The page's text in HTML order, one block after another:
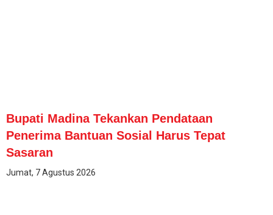
Bupati Madina Tekankan Pendataan
Penerima Bantuan Sosial Harus Tepat
Sasaran
Jumat, 7 Agustus 2026